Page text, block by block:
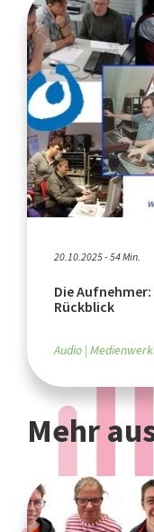
20.10.2025 - 54 Min.
Die
Rückblick
Audio
Mehr